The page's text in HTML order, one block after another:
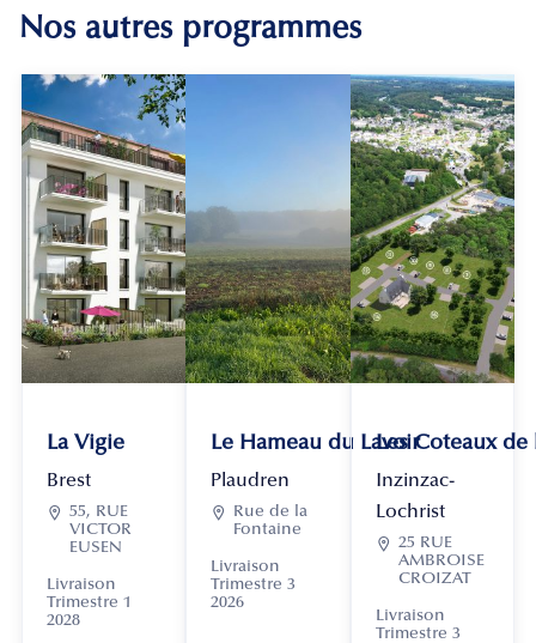
Nos autres programmes
La Vigie
Brest
 55, RUE
VICTOR
EUSEN
Livraison
Trimestre 1
2028
Le Hameau du Lavoir
Plaudren

Rue de la
Fontaine
Livraison
Trimestre 3
2026
Les Coteaux
Inzinzac-
Lochrist
 25 RUE
AMBROISE
CROIZAT
Livraison
Trimestre 3